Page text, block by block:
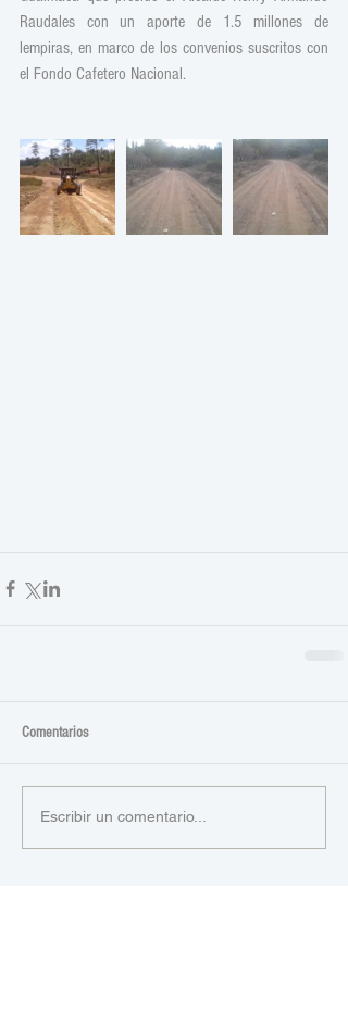
Raudales con un aporte de 1.5 millones de
lempiras, en marco de los convenios suscritos con
el Fondo Cafetero Nacional.
Comentarios
Escribir un comentario...